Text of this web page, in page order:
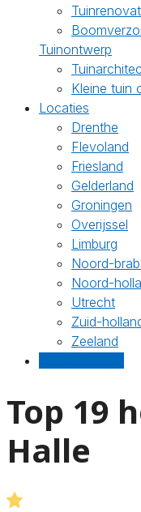
Tuinontwerp
Kleine tuin
Locaties
Drenthe
Flevoland
Friesland
Gelderland
Groningen
Overijssel
Limburg
Noord-
Noord-
Utrecht
Zuid-
Zeeland
Top 19
Halle